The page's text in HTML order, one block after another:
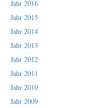
Jahr 2016
Jahr 2015
Jahr 2014
Jahr 2013
Jahr 2012
Jahr 2011
Jahr 2010
Jahr 2009